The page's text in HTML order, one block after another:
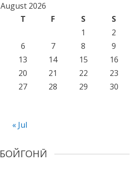
August 2026
T F S
S
1
2
6 7 8
9
13 14 15
16
20 21 22
23
27 28 29
30
« Jul
БОЙГОНӢ